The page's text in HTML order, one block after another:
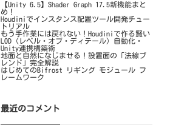
【Unity 6.5】Shader Graph 17.5新機能まと
め！
Houdiniでインスタンス配置ツール開発チュー
トリアル
もう手作業には戻れない！Houdiniで作る賢い
LOD（レベル・オブ・ディテール）自動化・
Unity連携構築術
地面と自然になじませる！設置面の「法線ブ
レンド」完全解説
はじめてのBifrost リギング モジュール フ
レームワーク
最近のコメント